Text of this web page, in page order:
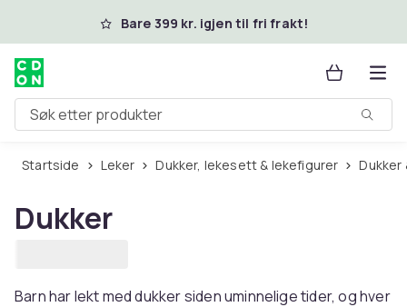
Hopp til hovedinnholdBare 399 kr. igjen til fri frakt!
Søk etter produkter
Startside Leker Dukker, lekesett & lekefigurer
Dukker
Barn har lekt med dukker siden uminnelige tider, og hver